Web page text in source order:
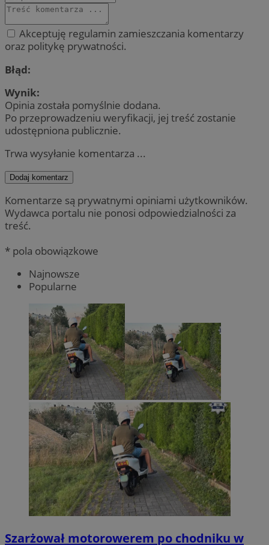
Akceptuję regulamin zamieszczania komentarzy
oraz politykę prywatności.
Błąd:
Wynik:
Opinia została pomyślnie dodana.
Po przeprowadzeniu weryfikacji, jej treść zostanie
udostępniona publicznie.
Trwa wysyłanie komentarza ...
Dodaj komentarz
Komentarze są prywatnymi opiniami użytkowników.
Wydawca portalu nie ponosi odpowiedzialności za
treść.
* pola obowiązkowe
Najnowsze
Popularne
Szarżował motorowerem po chodniku w